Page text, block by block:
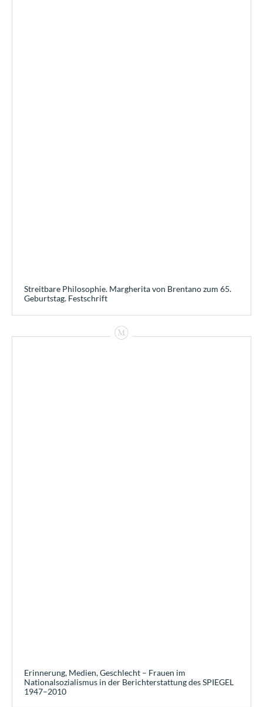
Streitbare Philosophie. Margherita von Brentano zum 65.
Geburtstag. Festschrift
Erinnerung, Medien, Geschlecht – Frauen im
Nationalsozialismus in der Berichterstattung des SPIEGEL
1947–2010